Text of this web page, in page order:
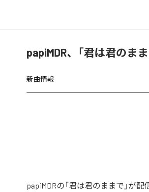
papiMDR、「君は君のま
新曲情報
papiMDRの「君は君のままで」が